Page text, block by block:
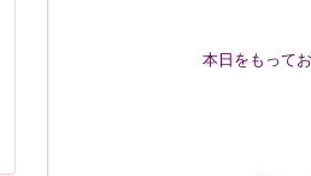
本日をもって